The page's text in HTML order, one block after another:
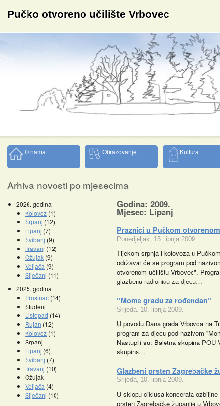
Pučko otvoreno učilište Vrbovec
O nama Obrazovanje Kultura
Arhiva novosti po mjesecima
2026. godina
Kolovoz (1)
Srpanj (12)
Lipanj (7)
Svibanj (9)
Travanj (12)
Ožujak (9)
Veljača (9)
Siječanj (11)
2025. godina
Prosinac (14)
Studeni
Listopad (14)
Rujan (12)
Kolovoz (1)
Srpanj
Lipanj (6)
Svibanj (7)
Travanj (10)
Ožujak
Veljača (4)
Siječanj (10)
Godina: 2009.
Mjesec: Lipanj
Praznici u Pučkom
Ponedjeljak, 15. lipnja 2009.
Tijekom srpnja i kolovoza u
održavat će se program pod
otvorenom učilištu Vrbovec".
glazbenu radionicu za djecu…
‘‘Mome gradu za rođendan’’
Srijeda, 10. lipnja 2009.
U povodu Dana grada Vrbovca na
program za djecu pod nazivom
Nastupili su: Baletna skupina POU
skupina…
Glazbeni prsten Zagrebačke
Srijeda, 10. lipnja 2009.
U sklopu ciklusa koncerata
prsten Zagrebačke županije u